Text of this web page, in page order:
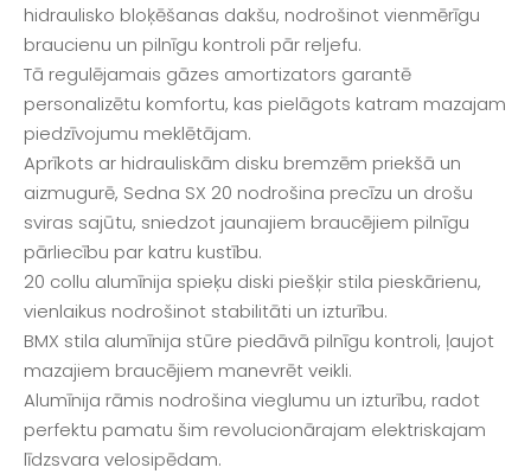
hidraulisko bloķēšanas dakšu, nodrošinot vienmērīgu
braucienu un pilnīgu kontroli pār reljefu.
Tā regulējamais gāzes amortizators garantē
personalizētu komfortu, kas pielāgots katram mazajam
piedzīvojumu meklētājam.
Aprīkots ar hidrauliskām disku bremzēm priekšā un
aizmugurē, Sedna SX 20 nodrošina precīzu un drošu
sviras sajūtu, sniedzot jaunajiem braucējiem pilnīgu
pārliecību par katru kustību.
20 collu alumīnija spieķu diski piešķir stila pieskārienu,
vienlaikus nodrošinot stabilitāti un izturību.
BMX stila alumīnija stūre piedāvā pilnīgu kontroli, ļaujot
mazajiem braucējiem manevrēt veikli.
Alumīnija rāmis nodrošina vieglumu un izturību, radot
perfektu pamatu šim revolucionārajam elektriskajam
līdzsvara velosipēdam.